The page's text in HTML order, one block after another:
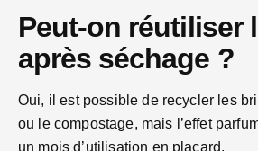
Peut-on réutiliser
après séchage ?
Oui, il est possible de recycler les
ou le compostage, mais l’effet
un mois d’utilisation en placard.